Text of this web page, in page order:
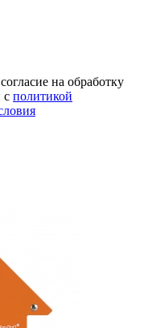
на обработку
с политикой